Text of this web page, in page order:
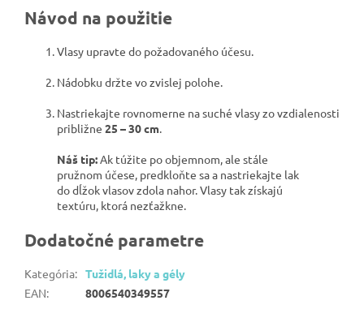
Návod na použitie
Vlasy upravte do požadovaného účesu.
Nádobku držte vo zvislej polohe.
Nastriekajte rovnomerne na suché vlasy zo vzdialenosti
približne 25 – 30 cm.
Náš tip:Ak túžite po objemnom, ale stále
pružnom účese, predkloňte sa a nastriekajte lak
do dĺžok vlasov zdola nahor. Vlasy tak získajú
textúru, ktorá nezťažkne.
Dodatočné parametre
Kategória: Tužidlá, laky a gély
EAN: 8006540349557